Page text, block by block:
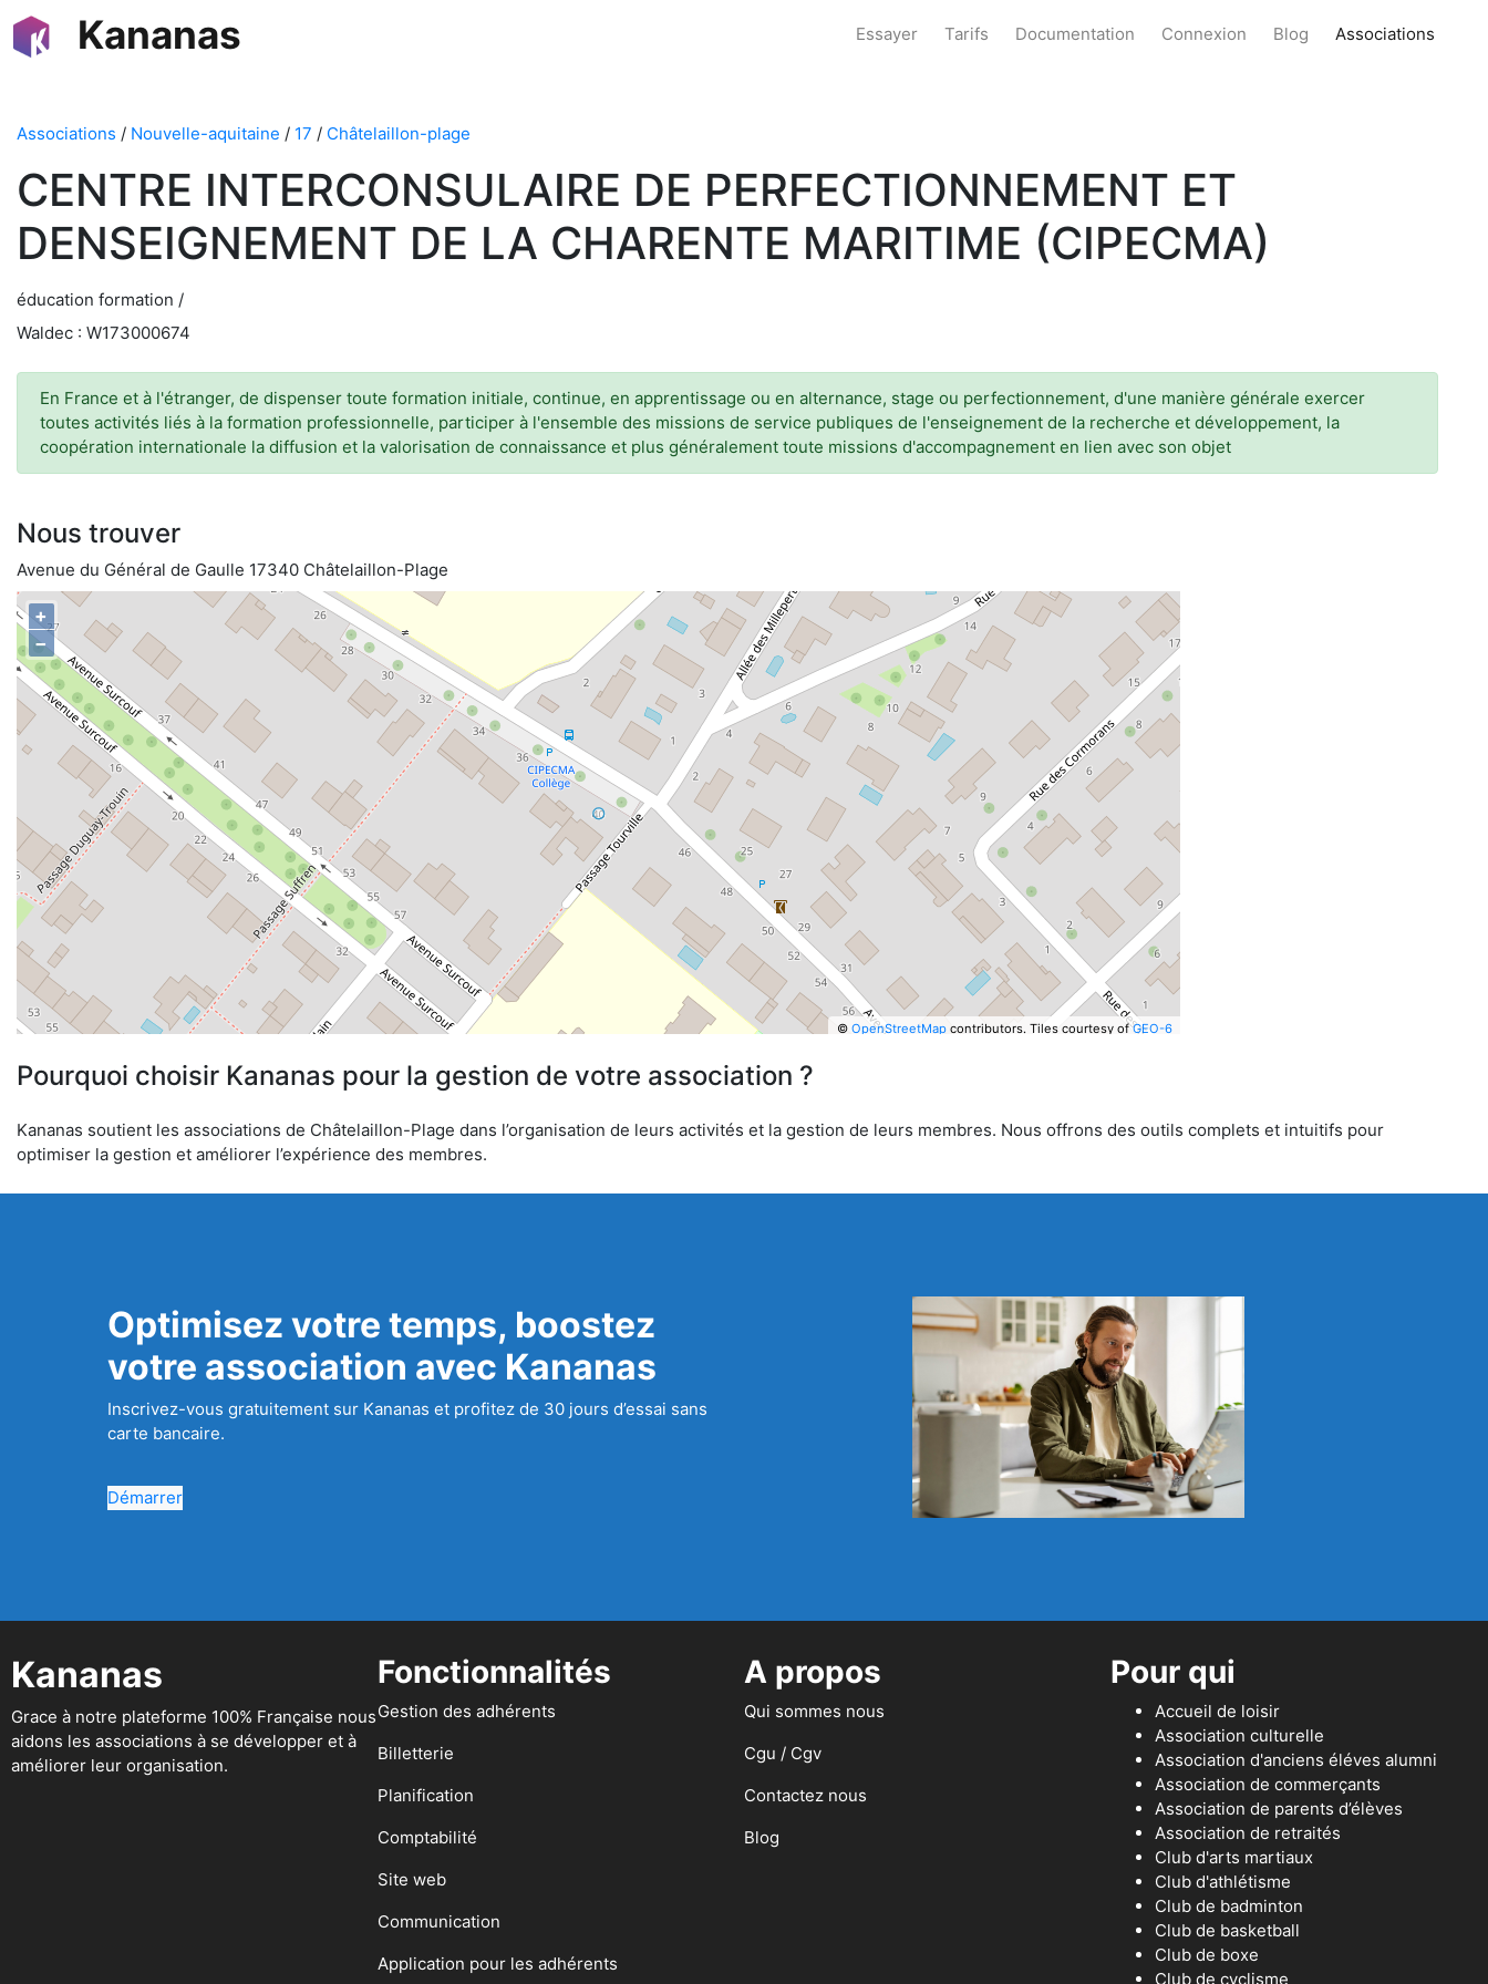
Kananas Essayer Tarifs Documentation Connexion Blog Associations
Associations / Nouvelle-aquitaine / 17 / Châtelaillon-plage
CENTRE INTERCONSULAIRE DE PERFECTIONNEMENT ET
DENSEIGNEMENT DE LA CHARENTE MARITIME (CIPECMA)
éducation formation /
Waldec : W173000674
En France et à l'étranger, de dispenser toute formation initiale, continue, en apprentissage ou en alternance, stage ou perfectionnement, d'une manière générale exercer
toutes activités liés à la formation professionnelle, participer à l'ensemble des missions de service publiques de l'enseignement de la recherche et développement, la
coopération internationale la diffusion et la valorisation de connaissance et plus généralement toute missions d'accompagnement en lien avec son objet
Nous trouver
Avenue du Général de Gaulle 17340 Châtelaillon-Plage
+
−
© OpenStreetMapcontributors. Tiles courtesy ofGEO-6
Pourquoi choisir Kananas pour la gestion de votre association ?
Kananas soutient les associations de Châtelaillon-Plage dans l’organisation de leurs activités et la gestion de leurs membres. Nous offrons des outils complets et intuitifs pour
optimiser la gestion et améliorer l’expérience des membres.
Optimisez votre temps, boostez
votre association avec Kananas
Inscrivez-vous gratuitement sur Kananas et profitez de 30 jours d’essai sans
carte bancaire.
Démarrer
Kananas
Grace à notre plateforme 100% Française nous
aidons les associations à se développer et à
améliorer leur organisation.
Fonctionnalités
Gestion des adhérents
Billetterie
Planification
Comptabilité
Site web
Communication
Application pour les adhérents
A propos
Qui sommes nous
Cgu / Cgv
Contactez nous
Blog
Pour qui
Accueil de loisir
Association culturelle
Association d'anciens éléves alumni
Association de commerçants
Association de parents d’élèves
Association de retraités
Club d'arts martiaux
Club d'athlétisme
Club de badminton
Club de basketball
Club de boxe
Club de cyclisme